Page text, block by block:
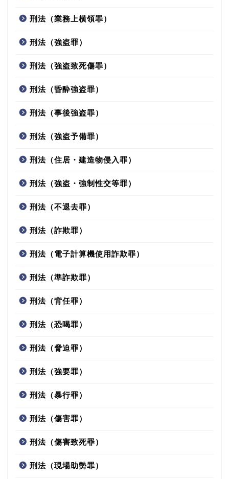
刑法（業務上横領罪）
刑法（強盗罪）
刑法（強盗致死傷罪）
刑法（昏酔強盗罪）
刑法（事後強盗罪）
刑法（強盗予備罪）
刑法（住居・建造物侵入罪）
刑法（強盗・強制性交等罪）
刑法（不退去罪）
刑法（詐欺罪）
刑法（電子計算機使用詐欺罪）
刑法（準詐欺罪）
刑法（背任罪）
刑法（恐喝罪）
刑法（脅迫罪）
刑法（強要罪）
刑法（暴行罪）
刑法（傷害罪）
刑法（傷害致死罪）
刑法（現場助勢罪）